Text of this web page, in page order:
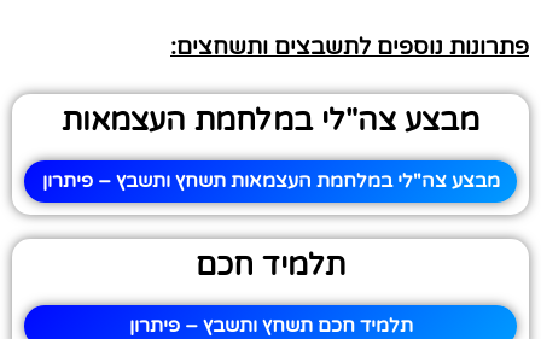
פתרונות נוספים לתשבצים ותשחצים:
מבצע צה"לי במלחמת העצמאות
מבצע צה"לי במלחמת העצמאות תשחץ ותשבץ – פיתרון
תלמיד חכם
תלמיד חכם תשחץ ותשבץ – פיתרון